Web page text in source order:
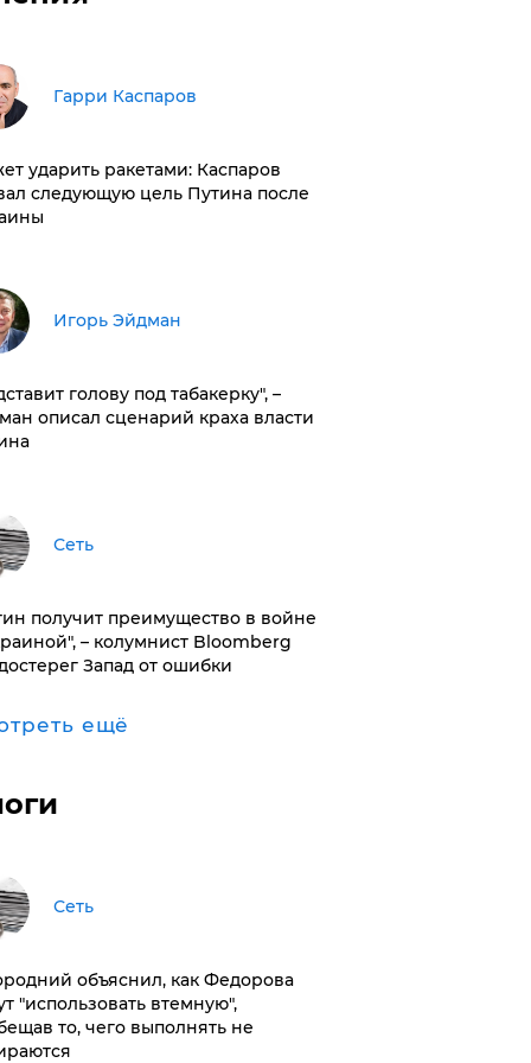
Гарри Каспаров
ударить ракетами: Каспаров
следующую цель Путина после
Игорь Эйдман
голову под табакерку", –
описал сценарий краха власти
Сеть
получит преимущество в войне
– колумнист Bloomberg
Запад от ошибки
ещё
Сеть
объяснил, как Федорова
"использовать втемную",
то, чего выполнять не